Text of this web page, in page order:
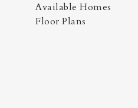
Available Homes
Floor Plans